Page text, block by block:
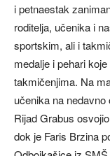
i petnaestak
roditelja, učenika i
sportskim, ali i
medalje i pehari
takmičenjima. Na
učenika na
Rijad Grabus
dok je Faris Brzina